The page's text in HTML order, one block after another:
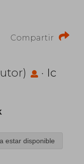
Compartir
· Ic
estar disponible